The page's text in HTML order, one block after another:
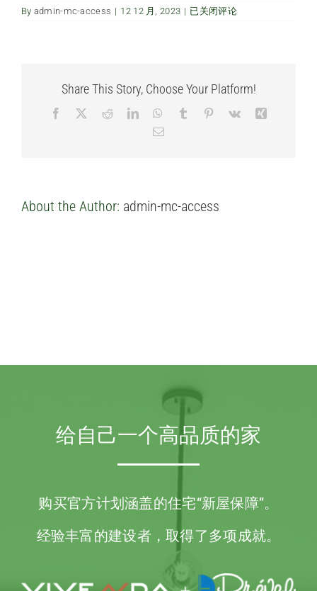
By admin-mc-access | 12 12 月, 2023 | 总
位？
已关闭评论
Share This Story, Choose Your Platform!
Facebook RedditLinkedInWhatsApp
Tumblr Pinterest
Vk
Email
About the Author: admin-mc-access
给自己一个高品质的家
购买官方计划涵盖的住宅“新屋保障”。
经验丰富的建设者，取得了多项成就。